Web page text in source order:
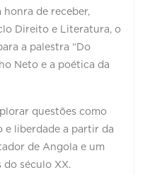
honra de receber,
Direito e Literatura, o
a palestra “Do
Neto e a poética da
questões como
e liberdade a partir da
de Angola e um
século XX.